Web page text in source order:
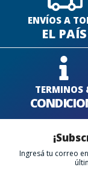
ENVÍOS A
EL PAÍS
TERMINOS
Ingresá tu correo